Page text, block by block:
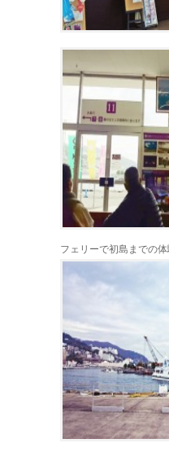
フェリーで初島までの